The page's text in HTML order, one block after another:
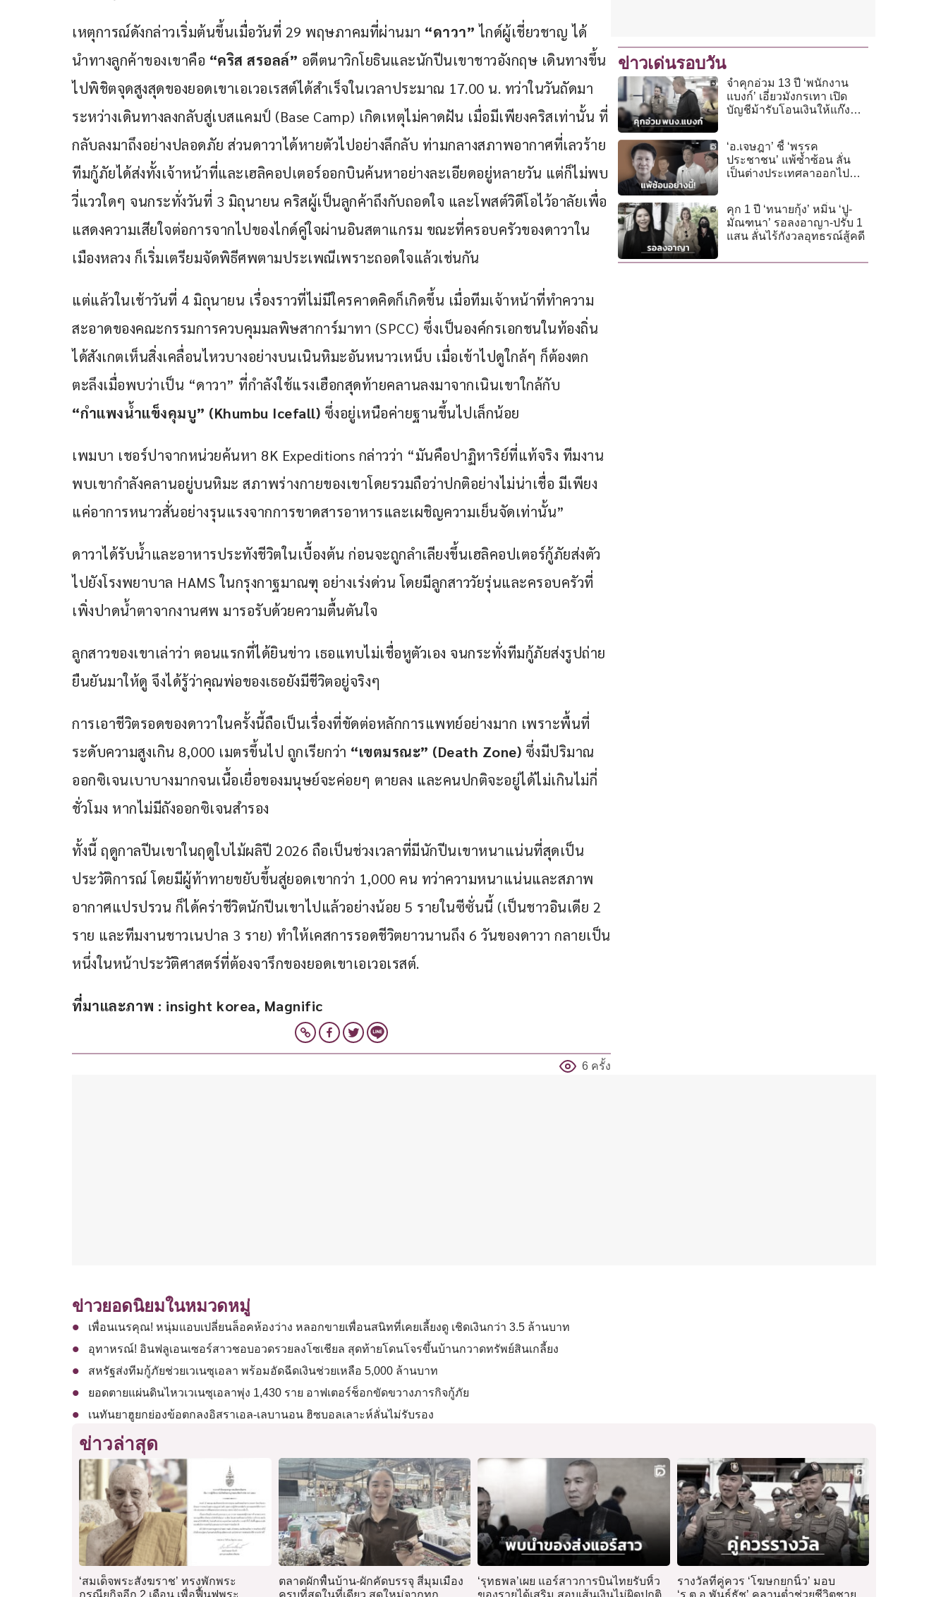
เหตุการณ์ดังกล่าวเริ่มต้นขึ้นเมื่อวันที่ 29 พฤษภาคมที่ผ่านมา “ดาวา” ไกด์ผู้เชี่ยวชาญ ได้
นำทางลูกค้าของเขาคือ “คริส สรอลล์” อดีตนาวิกโยธินและนักปีนเขาชาวอังกฤษ เดินทางขึ้น
ไปพิชิตจุดสูงสุดของยอดเขาเอเวอเรสต์ได้สำเร็จในเวลาประมาณ 17.00 น. ทว่าในวันถัดมา
ระหว่างเดินทางลงกลับสู่เบสแคมป์ (Base Camp) เกิดเหตุไม่คาดฝัน เมื่อมีเพียงคริสเท่านั้น ที่
กลับลงมาถึงอย่างปลอดภัย ส่วนดาวาได้หายตัวไปอย่างลึกลับ ท่ามกลางสภาพอากาศที่เลวร้าย
ทีมกู้ภัยได้ส่งทั้งเจ้าหน้าที่และเฮลิคอปเตอร์ออกบินค้นหาอย่างละเอียดอยู่หลายวัน แต่ก็ไม่พบ
วี่แววใดๆ จนกระทั่งวันที่ 3 มิถุนายน คริสผู้เป็นลูกค้าถึงกับถอดใจ และโพสต์วิดีโอไว้อาลัยเพื่อ
แสดงความเสียใจต่อการจากไปของไกด์คู่ใจผ่านอินสตาแกรม ขณะที่ครอบครัวของดาวาใน
เมืองหลวง ก็เริ่มเตรียมจัดพิธีศพตามประเพณีเพราะถอดใจแล้วเช่นกัน
แต่แล้วในเช้าวันที่ 4 มิถุนายน เรื่องราวที่ไม่มีใครคาดคิดก็เกิดขึ้น เมื่อทีมเจ้าหน้าที่ทำความ
สะอาดของคณะกรรมการควบคุมมลพิษสาการ์มาทา (SPCC) ซึ่งเป็นองค์กรเอกชนในท้องถิ่น
ได้สังเกตเห็นสิ่งเคลื่อนไหวบางอย่างบนเนินหิมะอันหนาวเหน็บ เมื่อเข้าไปดูใกล้ๆ ก็ต้องตก
ตะลึงเมื่อพบว่าเป็น “ดาวา” ที่กำลังใช้แรงเฮือกสุดท้ายคลานลงมาจากเนินเขาใกล้กับ
“กำแพงน้ำแข็งคุมบู” (Khumbu Icefall) ซึ่งอยู่เหนือค่ายฐานขึ้นไปเล็กน้อย
เพมบา เชอร์ปาจากหน่วยค้นหา 8K Expeditions กล่าวว่า “มันคือปาฏิหาริย์ที่แท้จริง ทีมงาน
พบเขากำลังคลานอยู่บนหิมะ สภาพร่างกายของเขาโดยรวมถือว่าปกติอย่างไม่น่าเชื่อ มีเพียง
แค่อาการหนาวสั่นอย่างรุนแรงจากการขาดสารอาหารและเผชิญความเย็นจัดเท่านั้น”
ดาวาได้รับน้ำและอาหารประทังชีวิตในเบื้องต้น ก่อนจะถูกลำเลียงขึ้นเฮลิคอปเตอร์กู้ภัยส่งตัว
ไปยังโรงพยาบาล HAMS ในกรุงกาฐมาณฑุ อย่างเร่งด่วน โดยมีลูกสาววัยรุ่นและครอบครัวที่
เพิ่งปาดน้ำตาจากงานศพ มารอรับด้วยความตื้นตันใจ
ลูกสาวของเขาเล่าว่า ตอนแรกที่ได้ยินข่าว เธอแทบไม่เชื่อหูตัวเอง จนกระทั่งทีมกู้ภัยส่งรูปถ่าย
ยืนยันมาให้ดู จึงได้รู้ว่าคุณพ่อของเธอยังมีชีวิตอยู่จริงๆ
การเอาชีวิตรอดของดาวาในครั้งนี้ถือเป็นเรื่องที่ขัดต่อหลักการแพทย์อย่างมาก เพราะพื้นที่
ระดับความสูงเกิน 8,000 เมตรขึ้นไป ถูกเรียกว่า “เขตมรณะ” (Death Zone) ซึ่งมีปริมาณ
ออกซิเจนเบาบางมากจนเนื้อเยื่อของมนุษย์จะค่อยๆ ตายลง และคนปกติจะอยู่ได้ไม่เกินไม่กี่
ชั่วโมง หากไม่มีถังออกซิเจนสำรอง
ทั้งนี้ ฤดูกาลปีนเขาในฤดูใบไม้ผลิปี 2026 ถือเป็นช่วงเวลาที่มีนักปีนเขาหนาแน่นที่สุดเป็น
ประวัติการณ์ โดยมีผู้ท้าทายขยับขึ้นสู่ยอดเขากว่า 1,000 คน ทว่าความหนาแน่นและสภาพ
อากาศแปรปรวน ก็ได้คร่าชีวิตนักปีนเขาไปแล้วอย่างน้อย 5 รายในซีซั่นนี้ (เป็นชาวอินเดีย 2
ราย และทีมงานชาวเนปาล 3 ราย) ทำให้เคสการรอดชีวิตยาวนานถึง 6 วันของดาวา กลายเป็น
หนึ่งในหน้าประวัติศาสตร์ที่ต้องจารึกของยอดเขาเอเวอเรสต์.
ที่มาและภาพ : insight korea, Magnific
6 ครั้ง
ข่าวเด่นรอบวัน
จำคุกอ่วม 13 ปี ‘พนักงาน
แบงก์’ เอี่ยวมังกรเทา เปิด
บัญชีม้ารับโอนเงินให้แก๊ง
‘อ.เจษฎา’ ชี้ ‘พรรค
ประชาชน’ แพ้ซ้ำซ้อน ลั่น
เป็นต่างประเทศลาออกไป
คุก 1 ปี ‘ทนายกุ้ง’ หมิ่น ‘ปู-
มัณฑนา’ รอลงอาญา-ปรับ 1
แสน ลั่นไร้กังวลอุทธรณ์สู้คดี
ข่าวยอดนิยมในหมวดหมู่
เพื่อนเนรคุณ! หนุ่มแอบเปลี่ยนล็อคห้องว่าง หลอกขายเพื่อนสนิทที่เคยเลี้ยงดู เชิดเงินกว่า 3.5 ล้านบาท
อุทาหรณ์! อินฟลูเอนเซอร์สาวชอบอวดรวยลงโซเชียล สุดท้ายโดนโจรขึ้นบ้านกวาดทรัพย์สินเกลี้ยง
สหรัฐส่งทีมกู้ภัยช่วยเวเนซุเอลา พร้อมอัดฉีดเงินช่วยเหลือ 5,000 ล้านบาท
ยอดตายแผ่นดินไหวเวเนซุเอลาพุ่ง 1,430 ราย อาฟเตอร์ช็อกขัดขวางภารกิจกู้ภัย
เนทันยาฮูยกย่องข้อตกลงอิสราเอล-เลบานอน ฮิซบอลเลาะห์ลั่นไม่รับรอง
ข่าวล่าสุด
‘สมเด็จพระสังฆราช’ ทรงพักพระ
กรณียกิจอีก 2 เดือน เพื่อฟื้นฟูพระ
ตลาดผักพื้นบ้าน-ผักคัดบรรจุ สี่มุมเมือง
ครบที่สุดในที่เดียว สดใหม่จากทุก
‘รุทธพล’เผย แอร์สาวการบินไทยรับหิ้ว
ของรายได้เสริม สอบเส้นเงินไม่ผิดปกติ
รางวัลที่คู่ควร ‘โฆษกยกนิ้ว’ มอบ
‘ร.ต.อ.พันธุ์ธัช’ คลานต่ำช่วยชีวิตชาย